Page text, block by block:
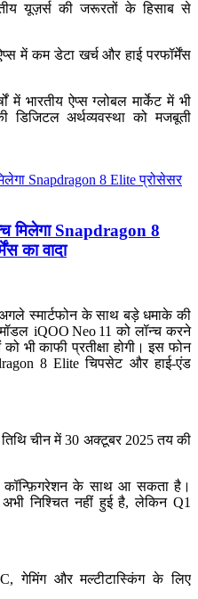
यूज़र्स की जरूरतों के हिसाब से
में कम डेटा खर्च और हाई परफॉर्मेंस
में भारतीय ऐप्स ग्लोबल मार्केट में भी
डिजिटल अर्थव्यवस्था को मजबूती
मिलेगा Snapdragon 8
का वादा
स्मार्टफोन के साथ बड़े धमाके की
iQOO Neo 11 को लॉन्च करने
भी काफी प्रतीक्षा होगी। इस फोन
8 Elite चिपसेट और हाई-एंड
चीन में 30 अक्टूबर 2025 तय की
कॉन्फ़िगरेशन के साथ आ सकता है।
निश्चित नहीं हुई है, लेकिन Q1
गेमिंग और मल्टीटास्किंग के लिए